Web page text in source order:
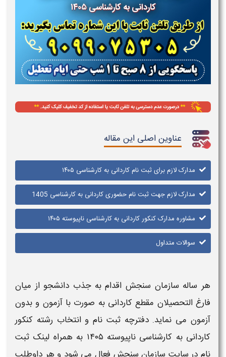
کاردانی به کارشناسی ۱۴۰۵
عناوین اصلی این مقاله
مدارک لازم برای ثبت نام کاردانی به کارشناسی ۱۴۰۵
مدارک لازم جهت ثبت نام حضوری کاردانی به کارشناسی 1405
مشاوره مدارک کنکور کاردانی به کارشناسی ناپیوسته ۱۴۰۵
سوالات متداول
هر ساله سازمان سنجش اقدام به جذب دانشجو از میان
فارغ التحصیلان مقطع کاردانی به صورت با آزمون و بدون
آزمون می نماید. دفترچهثبت نام و انتخاب رشته کنکور
کاردانی به کارشناسی ناپیوسته ۱۴۰۵ به همراه لینک ثبت